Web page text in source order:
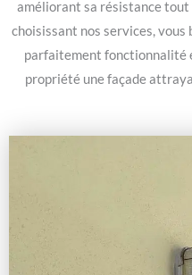
améliorant sa résistance
choisissant nos services, vous
parfaitement fonctionnalité
propriété une façade